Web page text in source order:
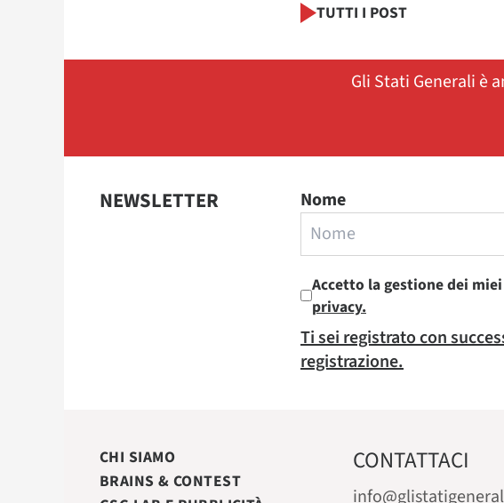
TUTTI I POST
Gli Stati Generali è
NEWSLETTER Nome
Accetto la gestione dei
privacy.
Ti sei registrato con
registrazione.
CHI SIAMO
BRAINS & CONTEST
CONTATTACI